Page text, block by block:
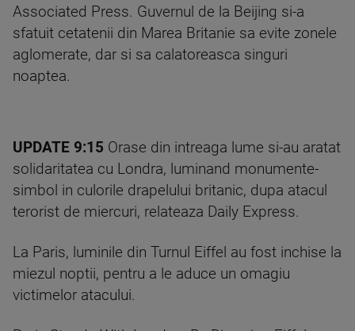
Associated Press. Guvernul de la Beijing si-a
sfatuit cetatenii din Marea Britanie sa evite zonele
aglomerate, dar si sa calatoreasca singuri
noaptea.
UPDATE 9:15 Orase din intreaga lume si-au aratat
solidaritatea cu Londra, luminand monumente-
simbol in culorile drapelului britanic, dupa atacul
terorist de miercuri, relateaza Daily Express.
La Paris, luminile din Turnul Eiffel au fost inchise la
miezul noptii, pentru a le aduce un omagiu
victimelor atacului.